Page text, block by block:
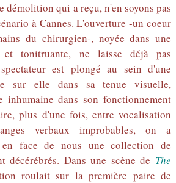
démolition qui a reçu, n'en soyons pas
à Cannes. L'ouverture -un coeur
du chirurgien-, noyée dans une
et tonitruante, ne laisse déjà pas
est plongé au sein d'une
sur elle dans sa tenue visuelle,
inhumaine dans son fonctionnement
plus d'une fois, entre vocalisation
verbaux improbables, on a
en face de nous une collection de
décérébrés. Dans une scène de The
roulait sur la première paire de